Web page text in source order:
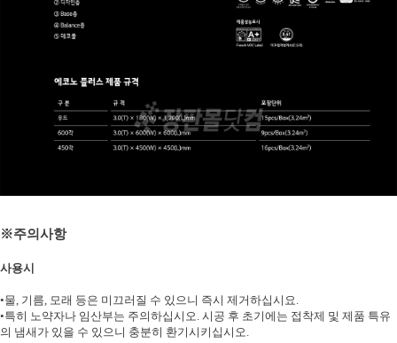
※주의사항
사용시
•물, 기름, 모래 등은 미끄러질 수 있으니 즉시 제거하십시요.
•특히 노약자나 임산부는 주의하십시오. 시공 후 초기에는 접착제 및 제품 특유
의 냄새가 있을 수 있으니 충분히 환기시키십시오.